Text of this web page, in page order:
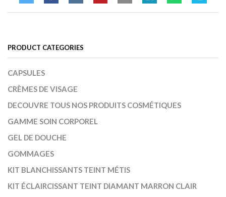
PRODUCT CATEGORIES
CAPSULES
CRÈMES DE VISAGE
DECOUVRE TOUS NOS PRODUITS COSMÉTIQUES
GAMME SOIN CORPOREL
GEL DE DOUCHE
GOMMAGES
KIT BLANCHISSANTS TEINT MÉTIS
KIT ÉCLAIRCISSANT TEINT DIAMANT MARRON CLAIR